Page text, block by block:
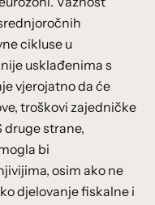
cikluse u
usklađenima s
vjerojatno da će
troškovi zajedničke
druge strane,
bi
osim ako ne
djelovanje fiskalne i